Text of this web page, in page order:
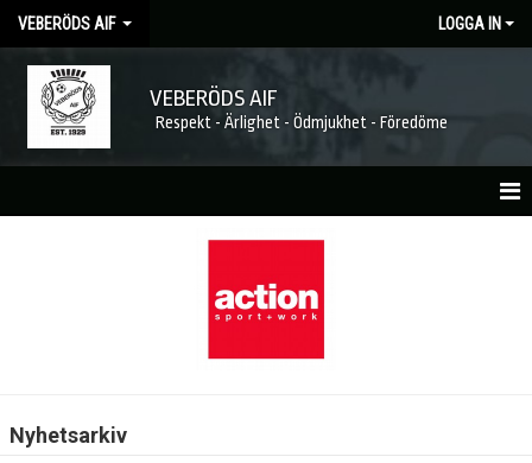
VEBERÖDS AIF LOGGA IN
VEBERÖDS AIF
Respekt - Ärlighet - Ödmjukhet - Föredöme
FÖRENINGEN
Nyhetsarkiv